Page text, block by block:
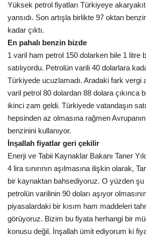
Siyaset
Künye
Yaşam
Sağlık
İletişim
Kültür Sanat
Yüksek petrol fiyatları Türkiyeye
yansıdı. Son artışla birlikte 97 oktan
kadar çıktı.
En pahalı benzin bizde
1 varil ham petrol 150 dolarken bile 1 litre
satılıyordu. Petrolün varili 40 dolarlara
Türkiyede ucuzlamadı. Aradaki fark vergi
varil petrol 80 dolardan 88 dolara çıkınca
ikinci zam geldi. Türkiyede vatandaşın
hepsinden az olmasına rağmen
benzinini kullanıyor.
İnşallah fiyatlar geri çekilir
Enerji ve Tabii Kaynaklar Bakanı Taner
4 lira sınırının aşılmasına ilişkin olarak,
bir kaynaktan bahsediyoruz. O yüzden şu
petrolün varilinin 90 doları aşıyor
piyasalardaki bir kısım ham maddeleri
görüyoruz. Bizim bu fiyata herhangi bir
konusu değil. İnşallah ümit ediyorum ki